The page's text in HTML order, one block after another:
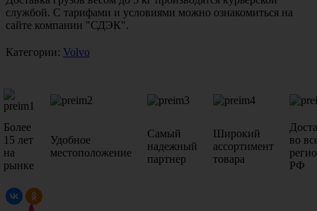
службой. С тарифами и условиями можно ознакомиться на
сайте компании "СДЭК".
Категории: Volvo
Более
15 лет
на
рынке
Удобное
местоположение
Самый
надежный
партнер
Широкий
ассортимент
товара
во
РФ